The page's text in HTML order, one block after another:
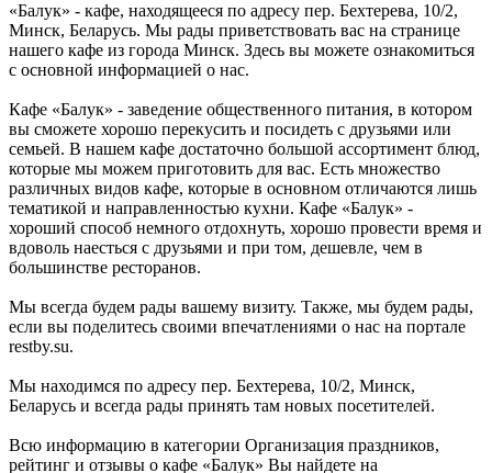
«Балук» - кафе, находящееся по адресу пер. Бехтерева, 10/2,
Минск, Беларусь. Мы рады приветствовать вас на странице
нашего кафе из города Минск. Здесь вы можете ознакомиться
с основной информацией о нас.
Кафе «Балук» - заведение общественного питания, в котором
вы сможете хорошо перекусить и посидеть с друзьями или
семьей. В нашем кафе достаточно большой ассортимент блюд,
которые мы можем приготовить для вас. Есть множество
различных видов кафе, которые в основном отличаются лишь
тематикой и направленностью кухни. Кафе «Балук» -
хороший способ немного отдохнуть, хорошо провести время и
вдоволь наесться с друзьями и при том, дешевле, чем в
большинстве ресторанов.
Мы всегда будем рады вашему визиту. Также, мы будем рады,
если вы поделитесь своими впечатлениями о нас на портале
restby.su.
Мы находимся по адресу пер. Бехтерева, 10/2, Минск,
Беларусь и всегда рады принять там новых посетителей.
Всю информацию в категории Организация праздников,
рейтинг и отзывы о кафе «Балук» Вы найдете на